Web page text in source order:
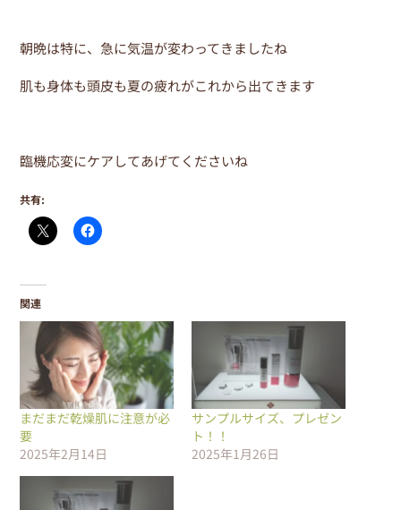
朝晩は特に、急に気温が変わってきましたね
肌も身体も頭皮も夏の疲れがこれから出てきます
臨機応変にケアしてあげてくださいね
共有:
関連
まだまだ乾燥肌に注意が必
要
2025年2月14日
サンプルサイズ、プレゼン
ト！！
2025年1月26日